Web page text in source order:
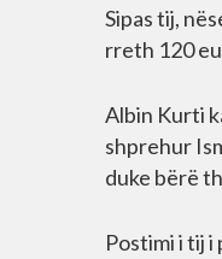
Sipas tij,
rreth 120
Albin Kurti
shprehur
duke bërë
Postimi i tij i